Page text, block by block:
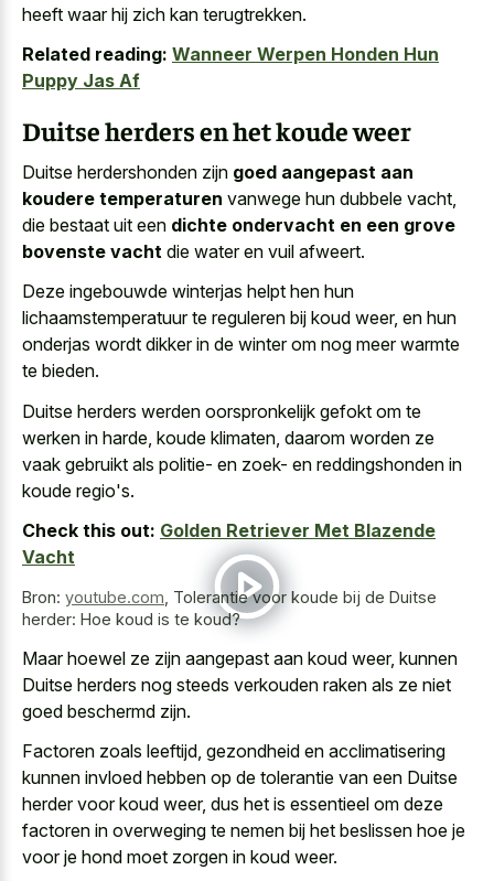
heeft waar hij zich kan terugtrekken.
Related reading: Wanneer Werpen Honden Hun
Puppy Jas Af
Duitse herders en het koude weer
Duitse herdershonden zijn goed aangepast aan
koudere temperaturen vanwege hun dubbele vacht,
die bestaat uit een dichte ondervacht en een grove
bovenste vacht die water en vuil afweert.
Deze ingebouwde winterjas helpt hen hun
lichaamstemperatuur te reguleren bij koud weer, en hun
onderjas wordt dikker in de winter om nog meer warmte
te bieden.
Duitse herders werden oorspronkelijk gefokt om te
werken in harde, koude klimaten, daarom worden ze
vaak gebruikt als politie- en zoek- en reddingshonden in
koude regio's.
Check this out: Golden Retriever Met Blazende
Vacht
Bron: youtube.com Tolerantie voor koude bij de Duitse
herder: Hoe koud is te koud?
Maar hoewel ze zijn aangepast aan koud weer, kunnen
Duitse herders nog steeds verkouden raken als ze niet
goed beschermd zijn.
Factoren zoals leeftijd, gezondheid en acclimatisering
kunnen invloed hebben op de tolerantie van een Duitse
herder voor koud weer, dus het is essentieel om deze
factoren in overweging te nemen bij het beslissen hoe je
voor je hond moet zorgen in koud weer.